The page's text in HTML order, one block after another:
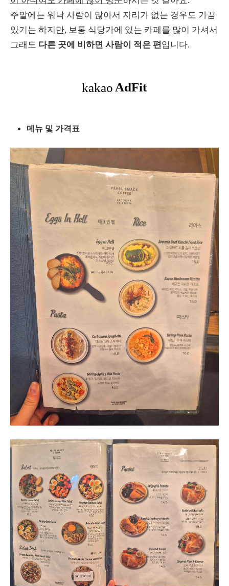
주말에는 워낙 사람이 많아서 자리가 없는 경우도 가끔
있기는 하지만, 보통 식당가에 있는 카페를 많이 가셔서
그래도 다른 곳에 비하면 사람이 적은 편입니다.
메뉴 및 가격표